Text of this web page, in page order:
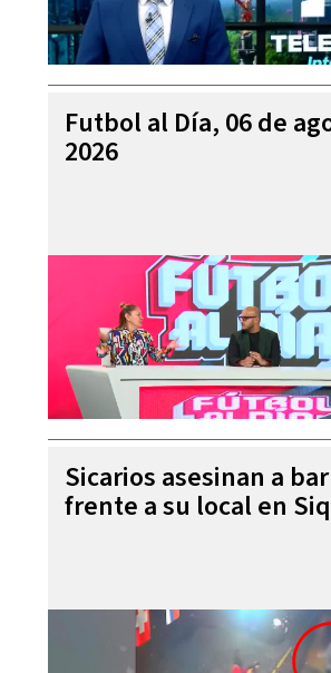
Futbol al Día, 06 de
2026
Sicarios asesinan a
frente a su local en